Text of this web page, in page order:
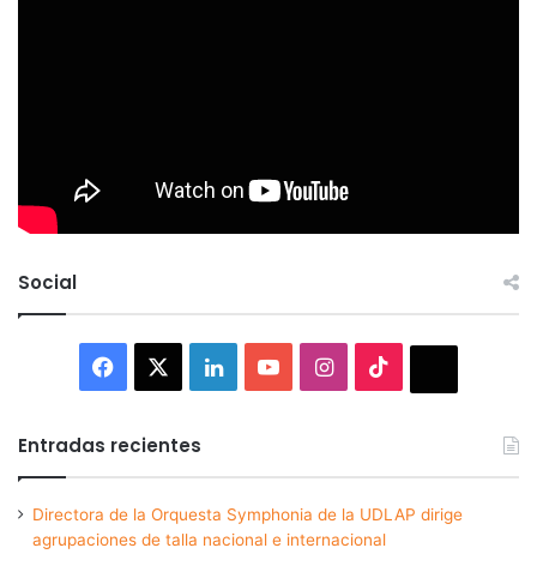
Social
Facebook LinkedInYouTubeInstagram
Entradas recientes
Directora de la Orquesta Symphonia de la UDLAP dirige
agrupaciones de talla nacional e internacional